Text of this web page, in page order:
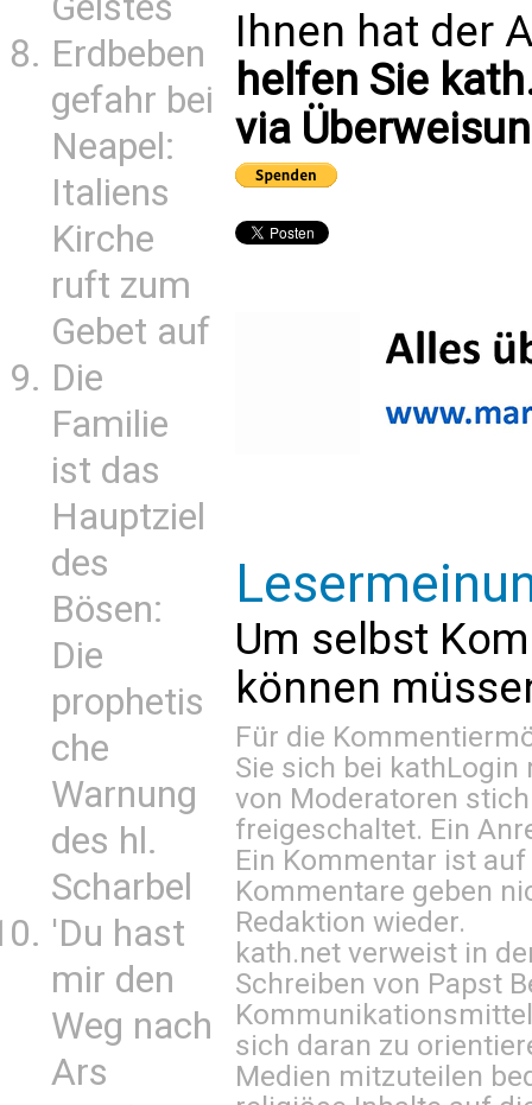
Erdbeben
gefahr bei
Neapel:
Italiens
Kirche
ruft zum
Gebet auf
Die
Familie
ist das
Hauptziel
des
Bösen:
Die
prophetis
che
Warnung
des hl.
Scharbel
'Du hast
mir den
Weg nach
Ars
Ihnen hat der
helfen Sie
via
Um selbst
können
Für die
Sie sich bei kathLogin
von Moderatoren
freigeschaltet. Ein
Ein Kommentar ist
Kommentare geben
Redaktion wieder.
kath.net verweist in
Schreiben von Papst
sich daran zu
Medien mitzuteilen